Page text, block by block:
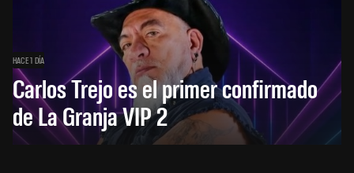
HACE 1 DÍA
Carlos Trejo es el primer confirmado
de La Granja VIP 2